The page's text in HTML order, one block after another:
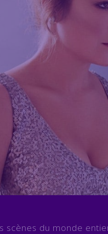
scènes du monde